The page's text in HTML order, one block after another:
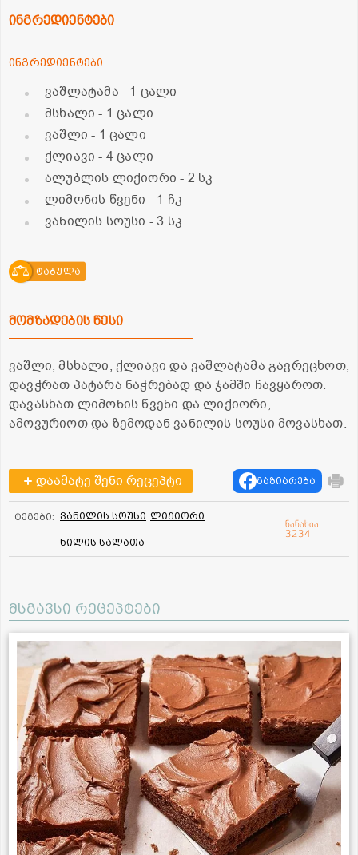
ინგრედიენტები
ინგრედიენტები
ვაშლატამა - 1 ცალი
მსხალი- 1 ცალი
ვაშლი- 1 ცალი
ქლიავი- 4 ცალი
ალუბლის ლიქიორი- 2 სკ
ლიმონის წვენი - 1 ჩკ
ვანილის სოუსი - 3 სკ
ტაბულა
მომზადების წესი
ვაშლი, მსხალი, ქლიავი და ვაშლატამა გავრეცხოთ,
დავჭრათ პატარა ნაჭრებად და ჯამში ჩავყაროთ.
დავასხათ ლიმონის წვენი და ლიქიორი,
ამოვურიოთ და ზემოდან ვანილის სოუსი მოვასხათ.
დაამატე შენი რეცეპტი გაზიარება
ტეგები: ვანილის სოუსი ლიქიორი
ხილის სალათა
ნანახია:
3234
მსგავსი რეცეპტები